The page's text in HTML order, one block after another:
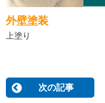
外壁塗装
上塗り
次の記事